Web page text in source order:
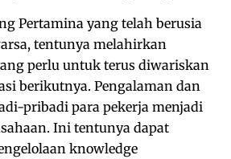
Pertamina yang telah berusia
tentunya melahirkan
perlu untuk terus diwariskan
berikutnya. Pengalaman dan
pribadi para pekerja menjadi
Ini tentunya dapat
knowledge